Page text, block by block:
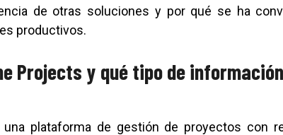
de otras soluciones y por qué se ha
productivos.
Projects y qué tipo de
una plataforma de gestión de proyectos con